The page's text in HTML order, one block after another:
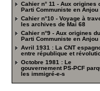
Cahier n° 11 - Aux origines
Parti Communiste en Anjou
Cahier n°10 - Voyage à
les archives de Mai 68
Cahier n°9 - Aux origines du
Parti Communiste en Anjou
Avril 1931 : La CNT
entre république et
Octobre 1981 : Le
gouvernement PS-PCF
les immigré-e-s